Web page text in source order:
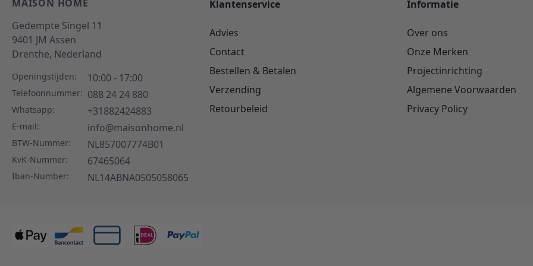
MAISON HOME
Gedempte Singel 11
9401 JM Assen
Drenthe, Nederland
Openingstijden: 10:00 - 17:00
Telefoonnummer: 088 24 24 880
Whatsapp: +31882424883
E-mail: info@maisonhome.nl
BTW-Nummer: NL857007774B01
KvK-Nummer: 67465064
Iban-Number: NL14ABNA0505058065
Klantenservice
Advies
Contact
Bestellen & Betalen
Verzending
Retourbeleid
Informatie
Over ons
Onze Merken
Projectinrichting
Algemene Voorwaarden
Privacy Policy